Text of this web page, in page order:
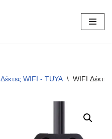
Δέκτες WIFI - TUYA \ WIFI